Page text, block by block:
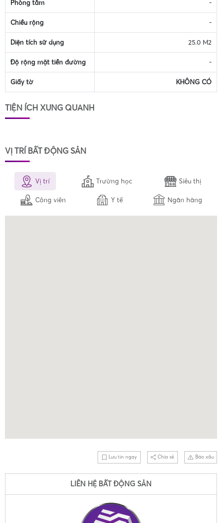
Phòng tắm -
Chiều rộng -
Diện tích sử dụng 25.0 M2
Độ rộng mặt tiền đường -
Giấy tờ KHÔNG CÓ
TIỆN ÍCH XUNG QUANH
VỊ TRÍ BẤT ĐỘNG SẢN
Vị trí Trường học Siêu thị
Công viên Y tế Ngân hàng
Lưu tin ngay Chia sẻ Báo xấu
LIÊN HỆ BẤT ĐỘNG SẢN